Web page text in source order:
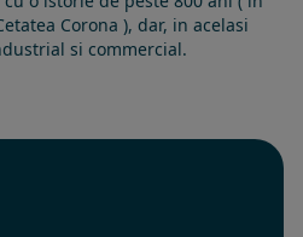
Corona ), dar, in acelasi
si commercial.